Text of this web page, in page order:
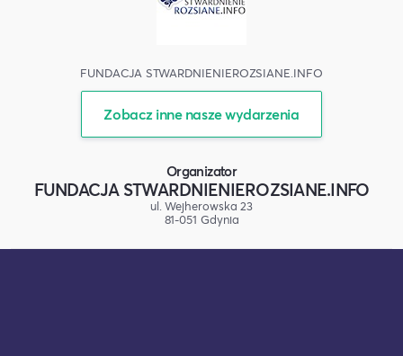
FUNDACJA STWARDNIENIEROZSIANE.INFO
Zobacz inne nasze wydarzenia
Organizator
FUNDACJA STWARDNIENIEROZSIANE.INFO
ul. Wejherowska 23
81-051 Gdynia